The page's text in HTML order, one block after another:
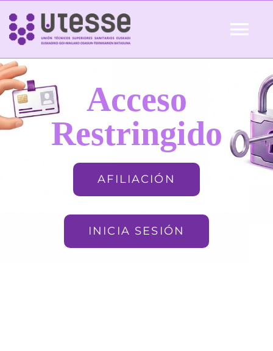
Skip
content
Inicio
QUIÉNES SOMOS Acceso
Restringido
AFILIACIÓN
INICIA SESIÓN